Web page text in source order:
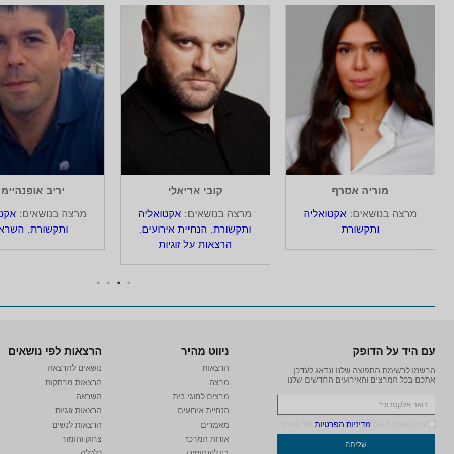
מרצה בנושאים:
אקטואליה
ותקשורת
שפות
מרצה בנושאים:
אקטואליה
הרצאות
אקטואליה
עם היד על הדופק
הרשמו לרשימת התפוצה שלנו ונדאג לעדכן
אתכם בכל המרצים והאירועים החדשים שלנו
מדיניות הפרטיותשל האתר
שליחה
ניווט מהיר
הרצאות
מרצה
מרצים לחוגי בית
הנחיית אירועים
מאמרים
אודות המרכז
הרצאות לפי נושאים
נושאים להרצאה
הרצאות מרתקות
השראה
הרצאות זוגיות
הרצאות לנשים
צחוק והומור